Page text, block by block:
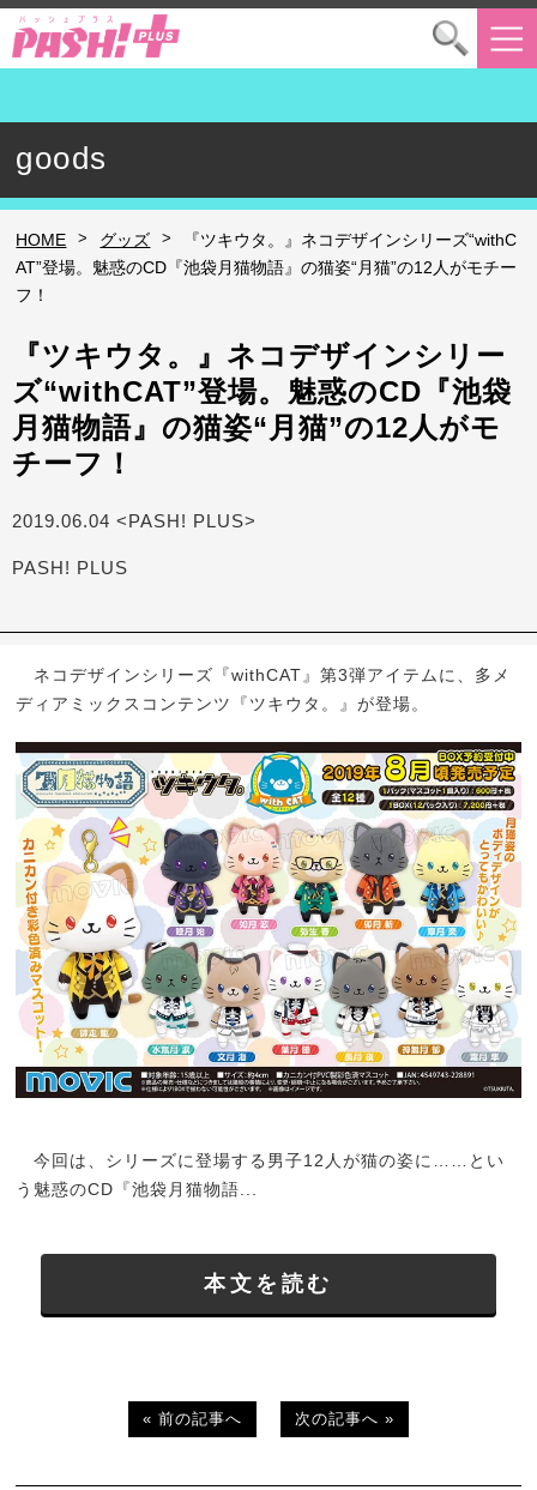
goods
HOME > グッズ >
『ツキウタ。』ネコデザインシリーズ“withC
AT”登場。魅惑のCD『池袋月猫物語』の猫姿“月猫”の12人がモチー
フ！
『ツキウタ。』ネコデザインシリー
ズ“withCAT”登場。魅惑のCD『池袋
月猫物語』の猫姿“月猫”の12人がモ
チーフ！
2019.06.04 <PASH! PLUS>
PASH! PLUS
ネコデザインシリーズ『withCAT』第3弾アイテムに、多メ
ディアミックスコンテンツ『ツキウタ。』が登場。
今回は、シリーズに登場する男子12人が猫の姿に……とい
う魅惑のCD『池袋月猫物語...
本文を読む
« 前の記事へ 次の記事へ »